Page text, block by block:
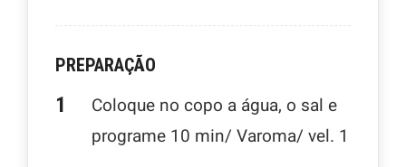
PREPARAÇÃO
Coloque no copo a água, o sal e
programe 10 min/ Varoma/ vel. 1